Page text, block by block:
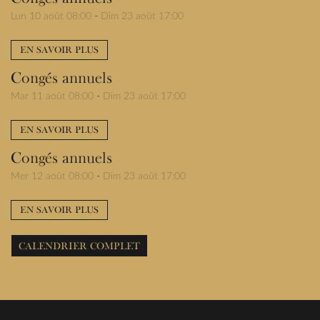
Lun 10 août 08:00 - Dim 23 août 17:00
EN SAVOIR PLUS
Congés annuels
Mar 11 août 08:00 - Dim 23 août 17:00
EN SAVOIR PLUS
Congés annuels
Mer 12 août 08:00 - Dim 23 août 17:00
EN SAVOIR PLUS
CALENDRIER COMPLET